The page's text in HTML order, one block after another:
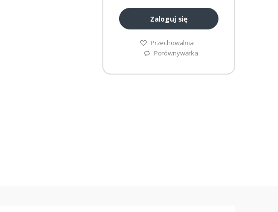
Zaloguj się
Przechowalnia
Porównywarka